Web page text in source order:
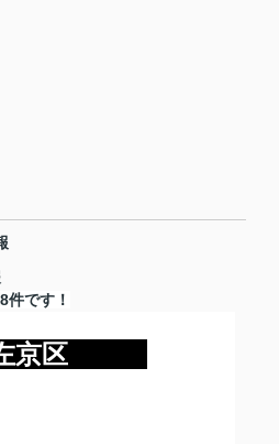
件です！
京区